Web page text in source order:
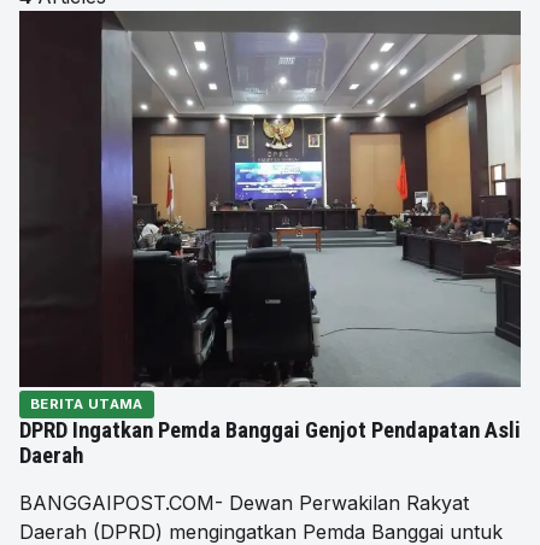
BERITA UTAMA
DPRD Ingatkan Pemda Banggai Genjot Pendapatan Asli
Daerah
BANGGAIPOST.COM- Dewan Perwakilan Rakyat
Daerah (DPRD) mengingatkan Pemda Banggai untuk